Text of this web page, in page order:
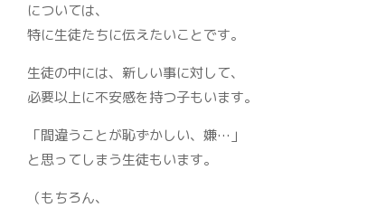
については、
特に生徒たちに伝えたいことです。
生徒の中には、新しい事に対して、
必要以上に不安感を持つ子もいます。
「間違うことが恥ずかしい、嫌…」
と思ってしまう生徒もいます。
（もちろん、